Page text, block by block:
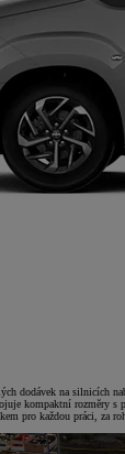
dodávek na silnicích
kompaktní rozměry s
pro každou práci, za